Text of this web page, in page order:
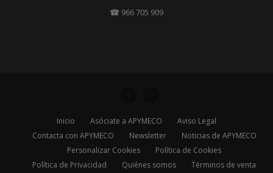
☎ 966 705 909
Inicio Asóciate a APYMECO
Aviso Legal
Contacta con APYMECO
Newsletter
Noticias de APYMECO
Personalizar Cookies
Política de Cookies
Política de Privacidad
Quiénes somos Términos de venta